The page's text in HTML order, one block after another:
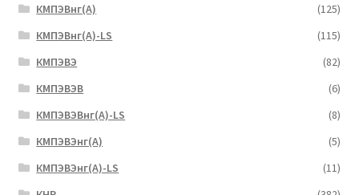
КМПЭВнг(А)
(125)
КМПЭВнг(А)-LS
(115)
КМПЭВЭ
(82)
КМПЭВЭВ
(6)
КМПЭВЭВнг(А)-LS
(8)
КМПЭВЭнг(А)
(5)
КМПЭВЭнг(А)-LS
(11)